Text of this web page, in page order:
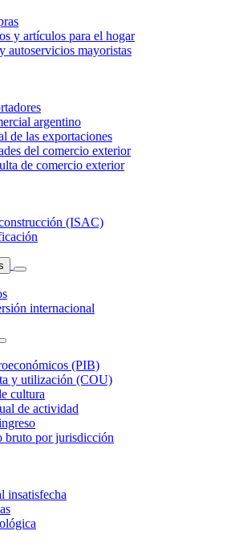
y artículos para el hogar
autoservicios mayoristas
argentino
de las exportaciones
del comercio exterior
de comercio exterior
(ISAC)
internacional
(PIB)
y utilización (COU)
cultura
de actividad
bruto por jurisdicción
insatisfecha